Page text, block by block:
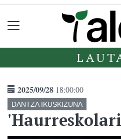
2025/09/28 18:00:00
DANTZA IKUSKIZUNA